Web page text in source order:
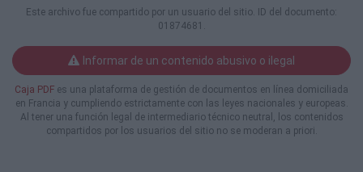
››Alicate universal, con mango de dos
componentes para la
transmisión de energía que es fácil de usar.
››Alicates para bombas de agua ajustables en
7 posiciones,
cabeza y articulación brillantemente
Este archivo fue compartido por un usuario del sitio. ID del documento:
01874681.
Informar de un contenido abusivo o ilegal
Caja PDF es una plataforma de gestión de documentos en línea domiciliada
en Francia y cumpliendo estrictamente con las leyes nacionales y europeas.
Al tener una función legal de intermediario técnico neutral, los contenidos
compartidos por los usuarios del sitio no se moderan a priori.